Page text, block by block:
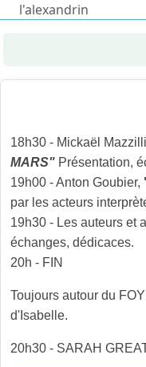
l'alexandrin
18h30 - Mickaël
MARS" Présentation,
19h00 - Anton Goubier,
par les acteurs
19h30 - Les auteurs et
échanges, dédicaces.
20h - FIN
Toujours autour du
d'Isabelle.
20h30 - SARAH